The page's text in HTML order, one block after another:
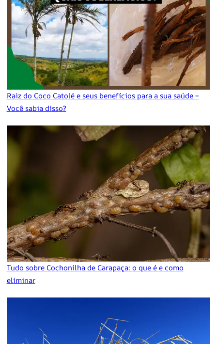
Raiz do Coco Catolé e seus benefícios para a sua saúde –
Você sabia disso?
Tudo sobre Cochonilha de Carapaça: o que é e como
eliminar